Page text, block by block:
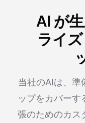
AI が
ライ
当社のAIは、準
ップをカバーす
張のためのカス